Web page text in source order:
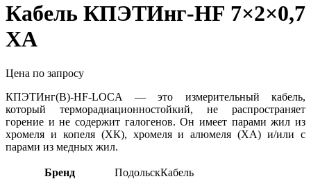
Кабель КПЭТИнг-HF 7×2×0,7
ХА
Цена по запросу
КПЭТИнг(В)-HF-LOCA — это измерительный кабель,
который терморадиационностойкий, не распространяет
горение и не содержит галогенов. Он имеет парами жил из
хромеля и копеля (ХК), хромеля и алюмеля (ХА) и/или с
парами из медных жил.
Бренд ПодольскКабель